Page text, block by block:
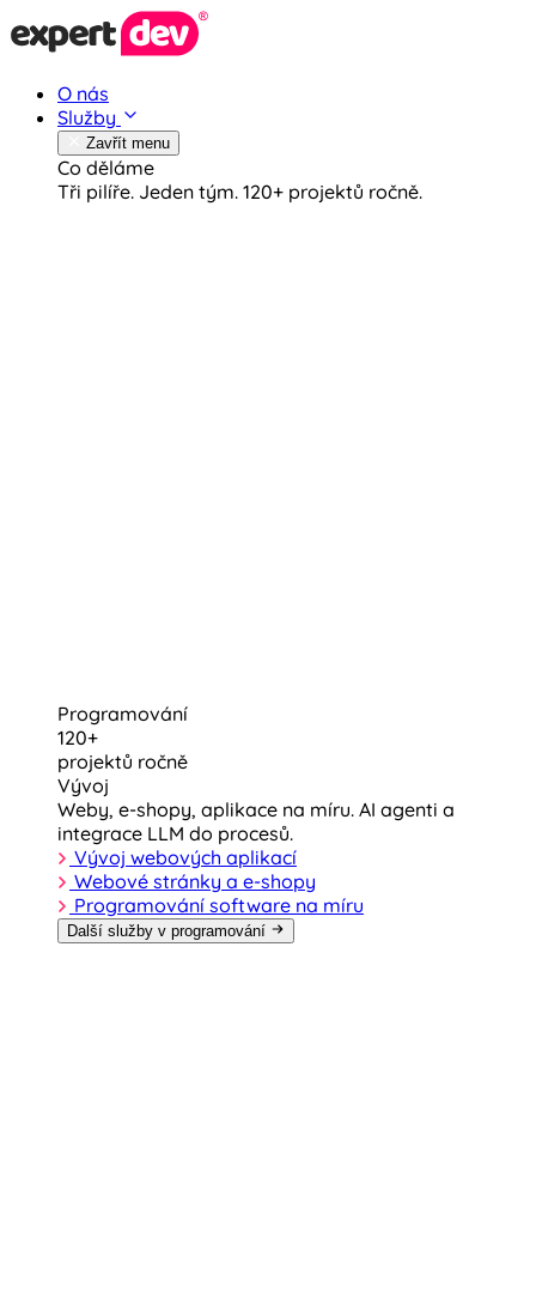
O nás
Služby
Zavřít menu
Co děláme
Tři pilíře. Jeden tým. 120+ projektů ročně.
Programování
120+
projektů ročně
Vývoj
Weby, e-shopy, aplikace na míru. AI agenti a
integrace LLM do procesů.
Vývoj webových aplikací
Webové stránky a e-shopy
Programování software na míru
Další služby v programování